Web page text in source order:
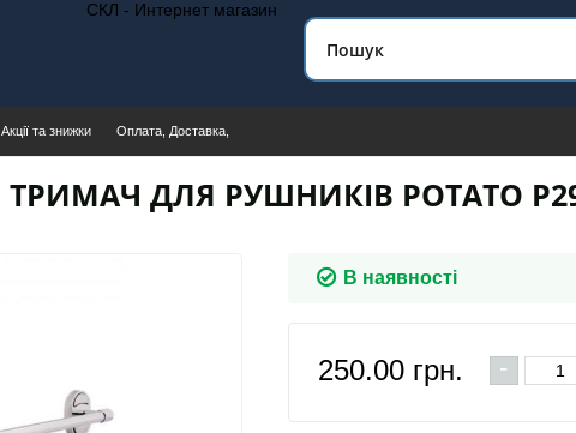
СКЛ - Интернет магазин
Акції та знижки
Оплата, Доставка,
ТРИМАЧ ДЛЯ РУШНИКІВ POTATO
В наявності
250.00 грн. -